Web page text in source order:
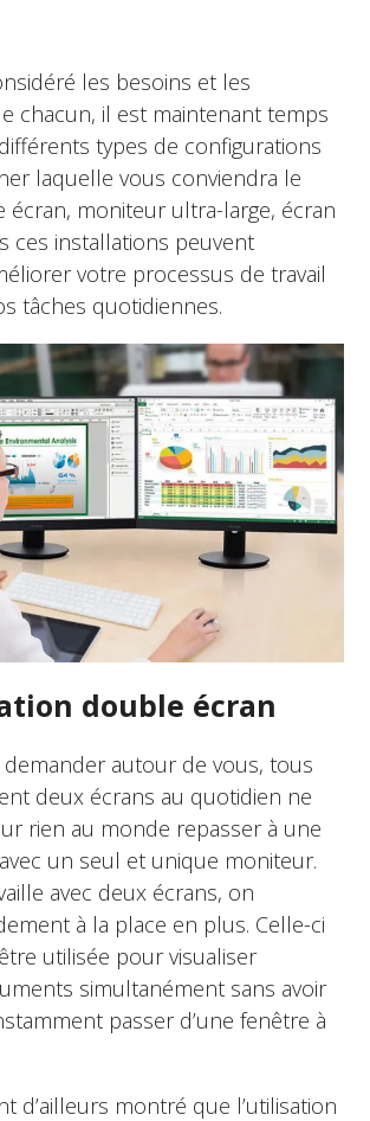
les besoins et les
chacun, il est maintenant temps
types de configurations
laquelle vous conviendra le
écran, moniteur ultra-large, écran
ces installations peuvent
votre processus de travail
tâches quotidiennes.
double écran
autour de vous, tous
deux écrans au quotidien ne
rien au monde repasser à une
un seul et unique moniteur.
avec deux écrans, on
à la place en plus. Celle-ci
utilisée pour visualiser
simultanément sans avoir
passer d’une fenêtre à
d’ailleurs montré que l’utilisation